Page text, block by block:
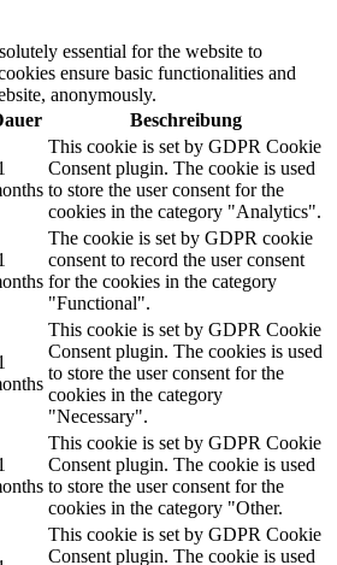
essential for the website to
ensure basic functionalities and
anonymously.
Beschreibung
This cookie is set by GDPR Cookie
Consent plugin. The cookie is used
to store the user consent for the
cookies in the category "Analytics".
The cookie is set by GDPR cookie
consent to record the user consent
for the cookies in the category
"Functional".
This cookie is set by GDPR Cookie
Consent plugin. The cookies is used
to store the user consent for the
cookies in the category
"Necessary".
This cookie is set by GDPR Cookie
Consent plugin. The cookie is used
to store the user consent for the
cookies in the category "Other.
This cookie is set by GDPR Cookie
Consent plugin. The cookie is used